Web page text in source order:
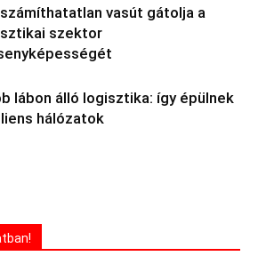
vasút gátolja a
szektor
lábon álló logisztika: így épülnek
hálózatok